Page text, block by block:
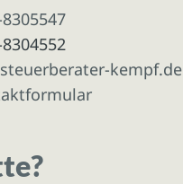
kempf.de